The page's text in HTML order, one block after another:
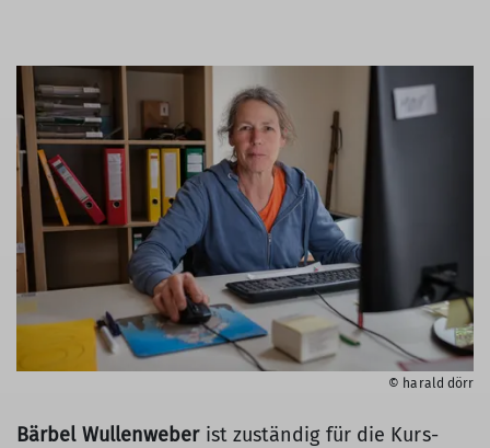
© harald dörr
Bärbel Wullenweber ist zuständig für die Kurs-